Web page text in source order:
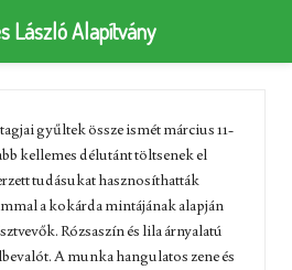
gyűltek össze ismét március 11-
kellemes délutánt töltsenek el
tudásukat hasznosíthatták
a kokárda mintájának alapján
Rózsaszín és lila árnyalatú
A munka hangulatos zene és
László Alapítvány